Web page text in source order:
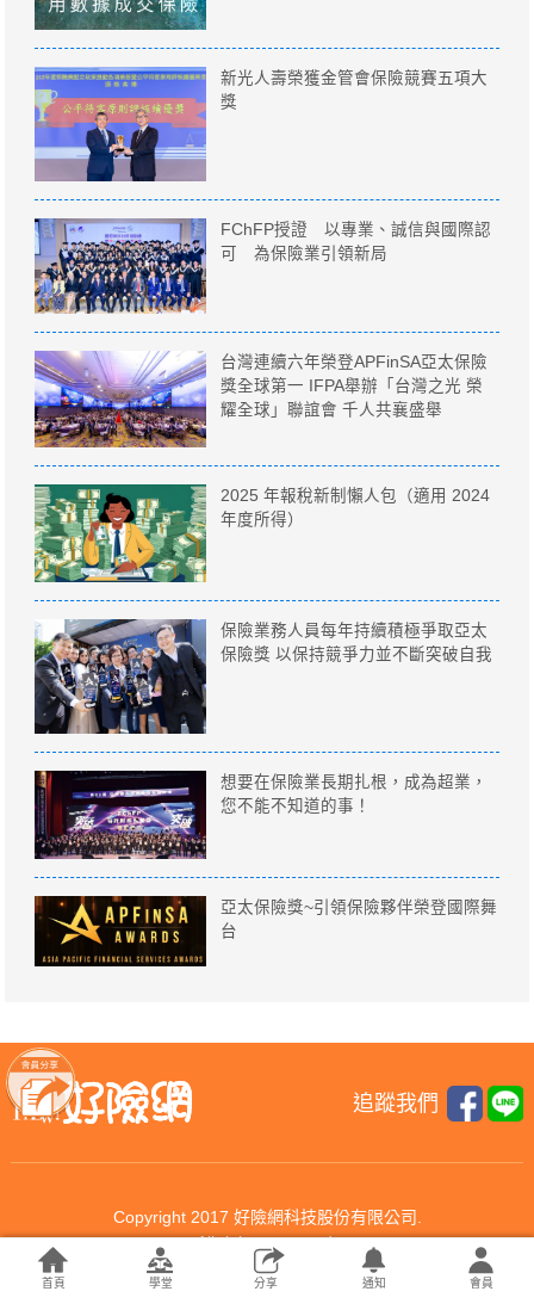
新光人壽榮獲金管會保險競賽五項大
獎
FChFP授證 以專業、誠信與國際認
可 為保險業引領新局
台灣連續六年榮登APFinSA亞太保險
獎全球第一 IFPA舉辦「台灣之光 榮
耀全球」聯誼會 千人共襄盛舉
2025 年報稅新制懶人包（適用 2024
年度所得）
保險業務人員每年持續積極爭取亞太
保險獎 以保持競爭力並不斷突破自我
想要在保險業長期扎根，成為超業，
您不能不知道的事！
亞太保險獎~引領保險夥伴榮登國際舞
台
追蹤我們
Copyright 2017 好險網科技股份有限公司.
All rights reserved.